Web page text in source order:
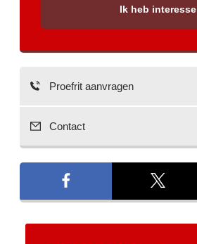
Ik heb interesse
Proefrit aanvragen
Contact